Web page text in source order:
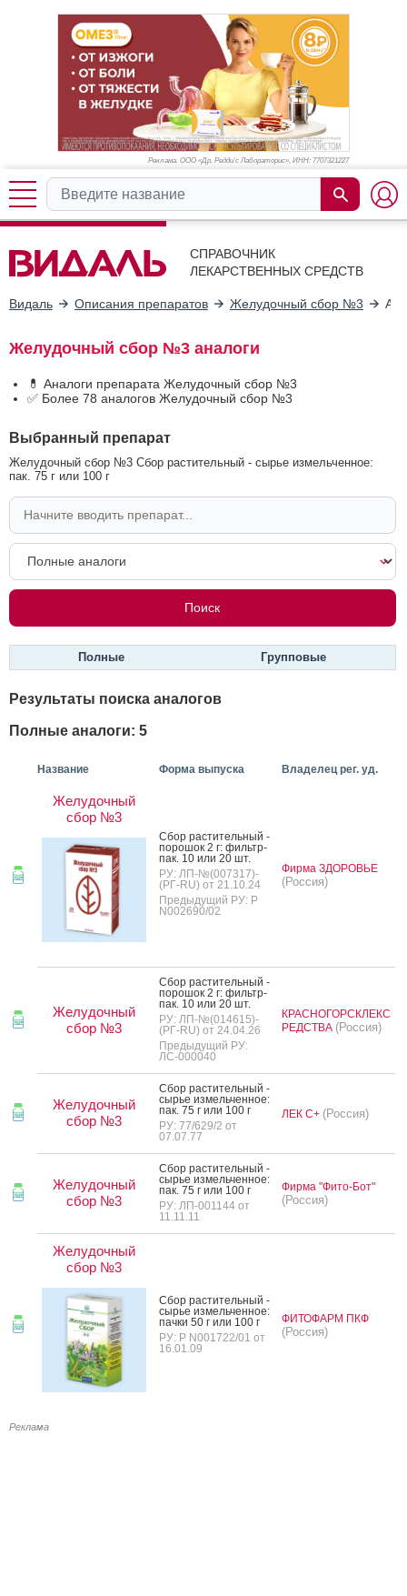
Реклама. ООО «Др. Редди’с Лабораторис», ИНН: 7707321227
СПРАВОЧНИК
ЛЕКАРСТВЕННЫХ СРЕДСТВ
Видаль Описания препаратов Желудочный сбор №3
Желудочный сбор №3 аналоги
💊 Аналоги препарата Желудочный сбор №3
✅ Более 78 аналогов Желудочный сбор №3
Выбранный препарат
Желудочный сбор №3 Сбор растительный - сырье измельченное:
пак. 75 г или 100 г
Полные Групповые
Результаты поиска аналогов
Полные аналоги: 5
Название Форма выпуска Владелец рег. уд.
Желудочный
сбор №3
Сбор рас­ти­тель­ный -
по­рошок 2 г: филь­тр-
пак. 10 или 20 шт.
РУ: ЛП-№(007317)-
(РГ-RU) от 21.10.24
Предыдущий РУ: Р
N002690/02
Фирма ЗДОРОВЬЕ
(Россия)
Желудочный
сбор №3
Сбор рас­ти­тель­ный -
по­рошок 2 г: филь­тр-
пак. 10 или 20 шт.
РУ: ЛП-№(014615)-
(РГ-RU) от 24.04.26
Предыдущий РУ:
ЛС-000040
КРАСНОГОРСКЛЕКС
РЕДСТВА (Россия)
Желудочный
сбор №3
Сбор рас­ти­тель­ный -
сырье из­мель­чен­ное:
пак. 75 г или 100 г
РУ: 77/629/2 от
07.07.77
ЛЕК С+ (Россия)
Желудочный
сбор №3
Сбор рас­ти­тель­ный -
сырье из­мель­чен­ное:
пак. 75 г или 100 г
РУ: ЛП-001144 от
11.11.11
Фирма "Фито-Бот"
(Россия)
Желудочный
сбор №3
Сбор рас­ти­тель­ный -
сырье из­мель­чен­ное:
пач­ки 50 г или 100 г
РУ: Р N001722/01 от
16.01.09
ФИТОФАРМ ПКФ
(Россия)
Реклама